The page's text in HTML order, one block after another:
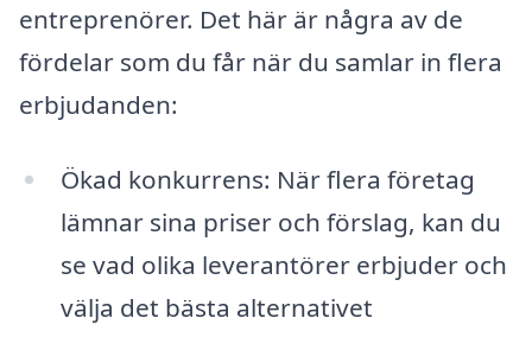
entreprenörer. Det här är några av de
fördelar som du får när du samlar in flera
erbjudanden:
Ökad konkurrens: När flera företag
lämnar sina priser och förslag, kan du
se vad olika leverantörer erbjuder och
välja det bästa alternativet